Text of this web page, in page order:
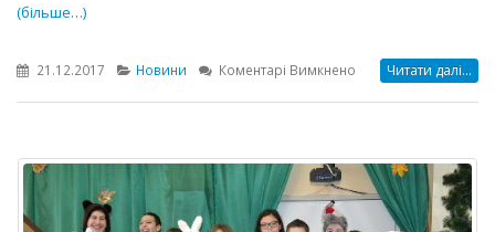
(більше…)
21.12.2017 Новини Коментарі Вимкнено
театру
Читати далі...